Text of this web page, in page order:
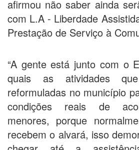
afirmou não saber ainda
com L.A - Liberdade
Prestação de Serviço à
“A gente está junto com o
quais as atividades
reformuladas no município
condições reais de
menores, porque
recebem o alvará, isso